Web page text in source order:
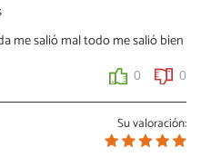
me salió mal todo me salió bien
0 0
Su valoración: